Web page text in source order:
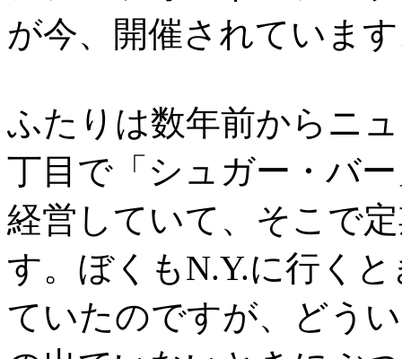
が今、開催されていま
ふたりは数年前からニ
丁目で「シュガー・バ
経営していて、そこで
す。ぼくもN.Y.に行く
ていたのですが、どう